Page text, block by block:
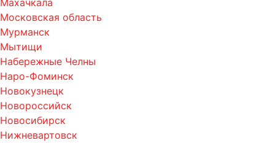
Махачкала
Московская область
Мурманск
Мытищи
Набережные Челны
Наро-Фоминск
Новокузнецк
Новороссийск
Новосибирск
Нижневартовск